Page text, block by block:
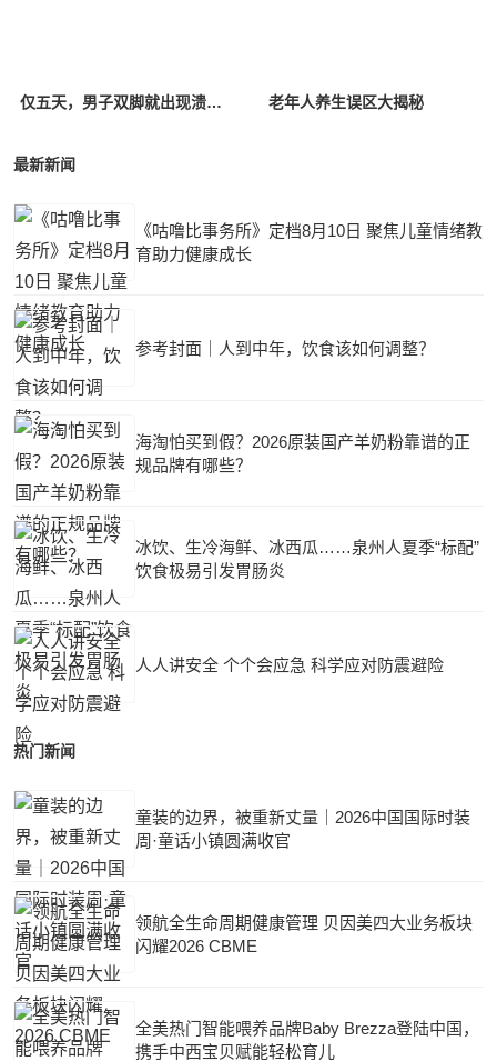
仅五天，男子双脚就出现溃烂！这个很多人爱做的冬季养生行为实则很危险 老年人养生误区大揭秘
最新新闻
《咕噜比事务所》定档8月10日 聚焦儿童情绪教
育助力健康成长
参考封面｜人到中年，饮食该如何调整？
海淘怕买到假？2026原装国产羊奶粉靠谱的正
规品牌有哪些？
冰饮、生冷海鲜、冰西瓜……泉州人夏季“标配”
饮食极易引发胃肠炎
人人讲安全 个个会应急 科学应对防震避险
热门新闻
童装的边界，被重新丈量｜2026中国国际时装
周·童话小镇圆满收官
领航全生命周期健康管理 贝因美四大业务板块
闪耀2026 CBME
全美热门智能喂养品牌Baby Brezza登陆中国，
携手中西宝贝赋能轻松育儿